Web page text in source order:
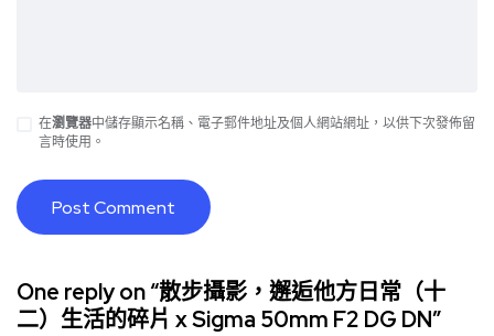
在瀏覽器中儲存顯示名稱、電子郵件地址及個人網站網址，以供下次發佈留
言時使用。
One reply on “散步攝影，邂逅他方日常（十
二）生活的碎片 x Sigma 50mm F2 DG DN”